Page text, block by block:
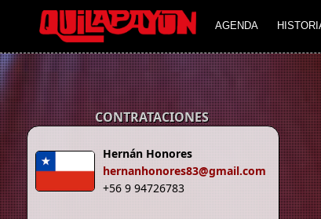
AGENDA
Imagen 01
Imagen 02
CONTRATACIONES
Hernán Honores
hernanhonores83@gmail.com
+56 9 94726783